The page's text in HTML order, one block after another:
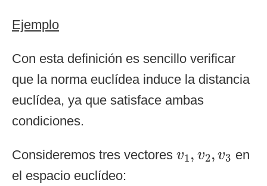
Ejemplo
Con esta definición es sencillo verificar
que la norma euclídea induce la distancia
euclídea, ya que satisface ambas
condiciones.
Consideremos tres vectores v1, v2, v3
v1 v2 v3 en
el espacio euclídeo: